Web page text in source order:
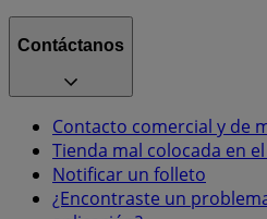
Contáctanos
Contacto comercial y de
Tienda mal colocada en
Notificar un folleto
¿Encontraste un